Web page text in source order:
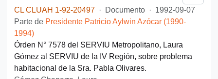
CL CLUAH 1-92-20497 · Documento · 1992-09-07
Parte de Presidente Patricio Aylwin Azócar (1990-
1994)
Órden N° 7578 del SERVIU Metropolitano, Laura
Gómez al SERVIU de la IV Región, sobre problema
habitacional de la Sra. Pabla Olivares.